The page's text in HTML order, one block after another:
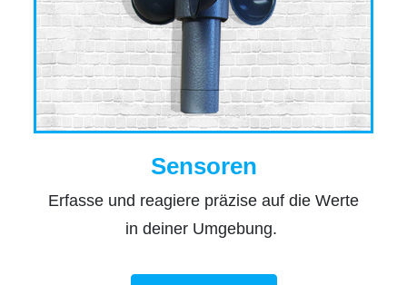
Sensoren
Erfasse und reagiere präzise auf die Werte
in deiner Umgebung.